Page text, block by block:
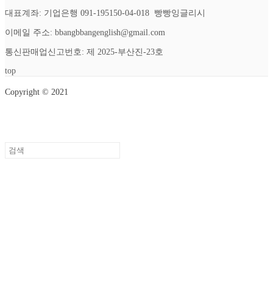
대표계좌: 기업은행 091-195150-04-018 빵빵잉글리시
이메일 주소: bbangbbangenglish@gmail.com
통신판매업신고번호: 제 2025-부산진-23호
top
Copyright © 2021